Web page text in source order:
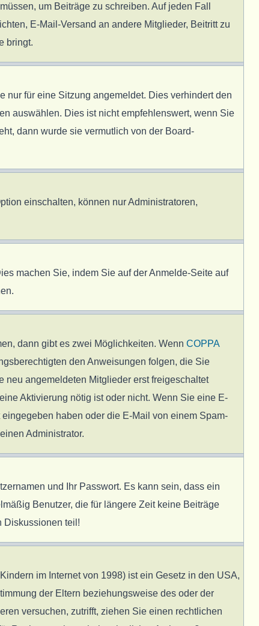
um Beiträge zu schreiben. Auf jeden Fall
E-Mail-Versand an andere Mitglieder, Beitritt zu
bringt.
nur für eine Sitzung angemeldet. Dies verhindert den
auswählen. Dies ist nicht empfehlenswert, wenn Sie
dann wurde sie vermutlich von der Board-
einschalten, können nur Administratoren,
machen Sie, indem Sie auf der Anmelde-Seite auf
dann gibt es zwei Möglichkeiten. Wenn COPPA
den Anweisungen folgen, die Sie
neu angemeldeten Mitglieder erst freigeschaltet
Aktivierung nötig ist oder nicht. Wenn Sie eine E-
haben oder die E-Mail von einem Spam-
Administrator.
und Ihr Passwort. Es kann sein, dass ein
Benutzer, die für längere Zeit keine Beiträge
Diskussionen teil!
im Internet von 1998) ist ein Gesetz in den USA,
der Eltern beziehungsweise des oder der
versuchen, zutrifft, ziehen Sie einen rechtlichen